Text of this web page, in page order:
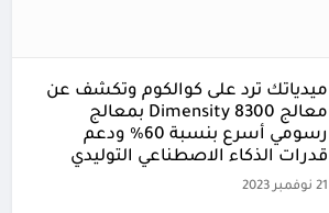
ميدياتك ترد على كوالكوم وتكشف عن
معالج Dimensity 8300 بمعالج
رسومي أسرع بنسبة 60% ودعم
قدرات الذكاء الاصطناعي التوليدي
21 نوفمبر 2023